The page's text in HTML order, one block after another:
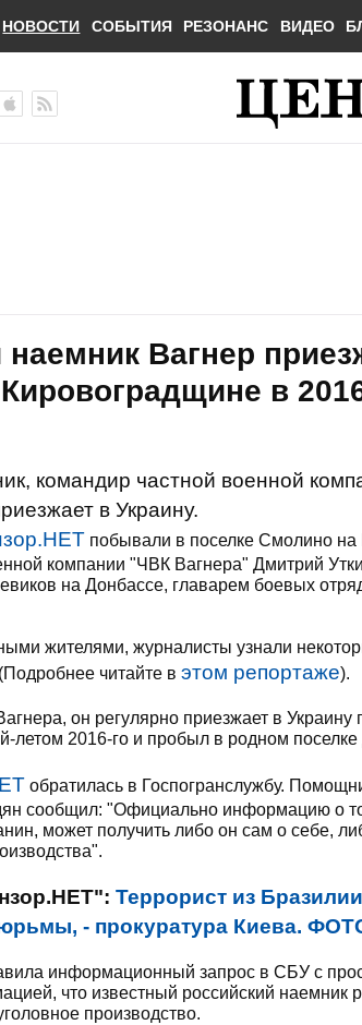
НОВОСТИ СОБЫТИЯ РЕЗОНАНС ВИДЕО
наемник Вагнер
в
командир частной военной
в Украину.
побывали в поселке Смолино на
компании "ЧВК Вагнера" Дмитрий
на Донбассе, главарем боевых
жителями, журналисты узнали
читайте в этом репортаже).
он регулярно приезжает в
летом 2016-го и пробыл в родном поселке
обратилась в Госпогранслужбу.
сообщил: "Официально информацию о
может получить либо он сам о себе,
Террорист из
- прокуратура Киева.
информационный запрос в СБУ с
что известный российский наемник
производство.